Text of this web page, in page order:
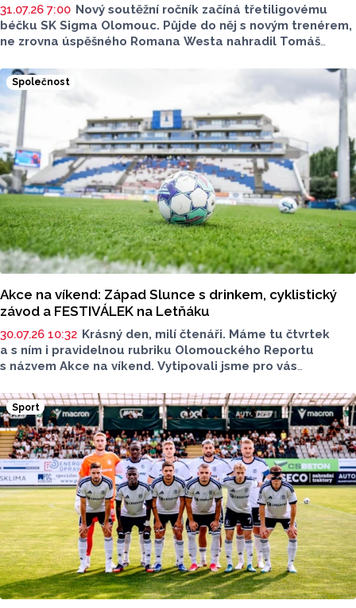
31.07.26 7:00 Nový soutěžní ročník začíná třetiligovému
béčku SK Sigma Olomouc. Půjde do něj s novým trenérem,
ne zrovna úspěšného Romana Westa nahradil Tomáš
od obvyklé klubové strategie. Tolik zkušených hráčů jako
nyní v béčku Sigma snad nikdy neměla.
Společnost
Akce na víkend: Západ Slunce s drinkem, cyklistický
závod a FESTIVÁLEK na Letňáku
30.07.26 10:32 Krásný den, milí čtenáři. Máme tu čtvrtek
a s ním i pravidelnou rubriku Olomouckého Reportu
s názvem Akce na víkend. Vytipovali jsme pro vás
na historii, trochu sportu, spoustu hudby i filmový
maraton. Čemu dáte přednost?
Sport